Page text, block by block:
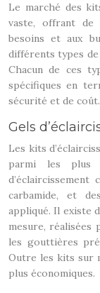
Le marché des
vaste, offrant de
besoins et aux
différents types
Chacun de ces
spécifiques en
sécurité et de coût.
Gels
Les kits
parmi les plus
d’éclaircissement
carbamide, et
appliqué. Il existe
mesure, réalisées
les gouttières
Outre les kits sur
plus économiques.